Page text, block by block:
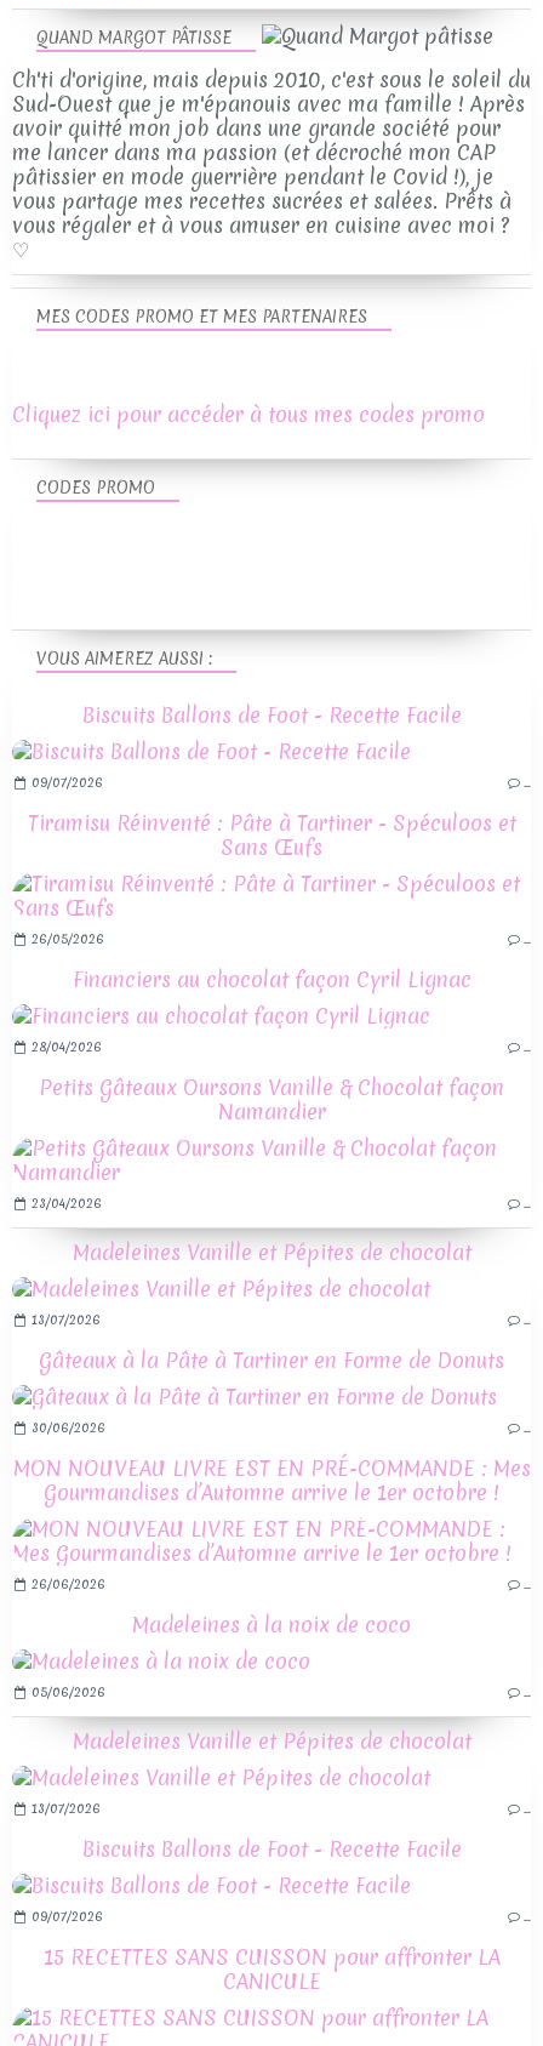
QUAND MARGOT PÂTISSE
Ch'ti d'origine, mais depuis 2010, c'est sous le soleil du
Sud-Ouest que je m'épanouis avec ma famille ! Après
avoir quitté mon job dans une grande société pour
me lancer dans ma passion (et décroché mon CAP
pâtissier en mode guerrière pendant le Covid !), je
vous partage mes recettes sucrées et salées. Prêts à
vous régaler et à vous amuser en cuisine avec moi ?
♡
VOUS AIMEREZ AUSSI :
Biscuits Ballons de Foot - Recette Facile
09/07/2026 …
Tiramisu Réinventé : Pâte à Tartiner - Spéculoos et
Sans Œufs
26/05/2026 …
Financiers au chocolat façon Cyril Lignac
28/04/2026 …
Petits Gâteaux Oursons Vanille & Chocolat façon
Namandier
23/04/2026 …
Madeleines Vanille et Pépites de chocolat
13/07/2026 …
Gâteaux à la Pâte à Tartiner en Forme de Donuts
30/06/2026 …
MON NOUVEAU LIVRE EST EN PRÉ-COMMANDE : Mes
Gourmandises d’Automne arrive le 1er octobre !
26/06/2026 …
Madeleines à la noix de coco
05/06/2026 …
Madeleines Vanille et Pépites de chocolat
13/07/2026 …
Biscuits Ballons de Foot - Recette Facile
09/07/2026 …
15 RECETTES SANS CUISSON pour affronter LA
CANICULE
CODES PROMO
MES CODES PROMO ET MES PARTENAIRES
Cliquez ici pour accéder à tous mes codes promo